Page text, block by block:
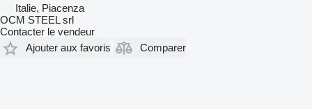
Italie, Piacenza
OCM STEEL srl
Contacter le vendeur
Ajouter aux favoris
Comparer